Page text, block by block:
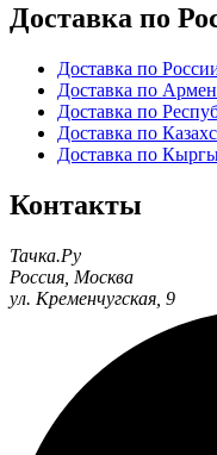
Доставка по
Доставка по
Доставка по
Доставка по
Доставка по
Доставка по
Контакты
Тачка.Ру
Россия Москва
ул. Кременчугская, 9